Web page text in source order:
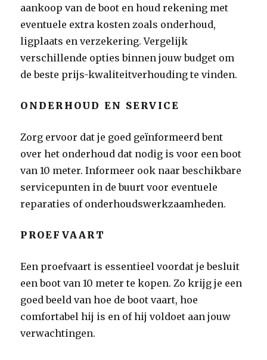
aankoop van de boot en houd rekening met
eventuele extra kosten zoals onderhoud,
ligplaats en verzekering. Vergelijk
verschillende opties binnen jouw budget om
de beste prijs-kwaliteitverhouding te vinden.
ONDERHOUD EN SERVICE
Zorg ervoor dat je goed geïnformeerd bent
over het onderhoud dat nodig is voor een boot
van 10 meter. Informeer ook naar beschikbare
servicepunten in de buurt voor eventuele
reparaties of onderhoudswerkzaamheden.
PROEFVAART
Een proefvaart is essentieel voordat je besluit
een boot van 10 meter te kopen. Zo krijg je een
goed beeld van hoe de boot vaart, hoe
comfortabel hij is en of hij voldoet aan jouw
verwachtingen.